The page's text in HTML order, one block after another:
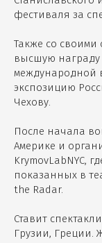
фестиваля за
Также со своими
высшую
международной
экспозицию
Чехову.
После начала
Америке и
KrymovLabNYC,
показанных в
the Radar.
Ставит
Грузии, Греции.